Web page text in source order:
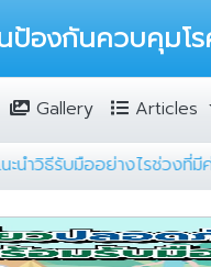
ป้องกันควบคุมโ
Gallery Articles
อง|แนะนำวิธีรับมือ